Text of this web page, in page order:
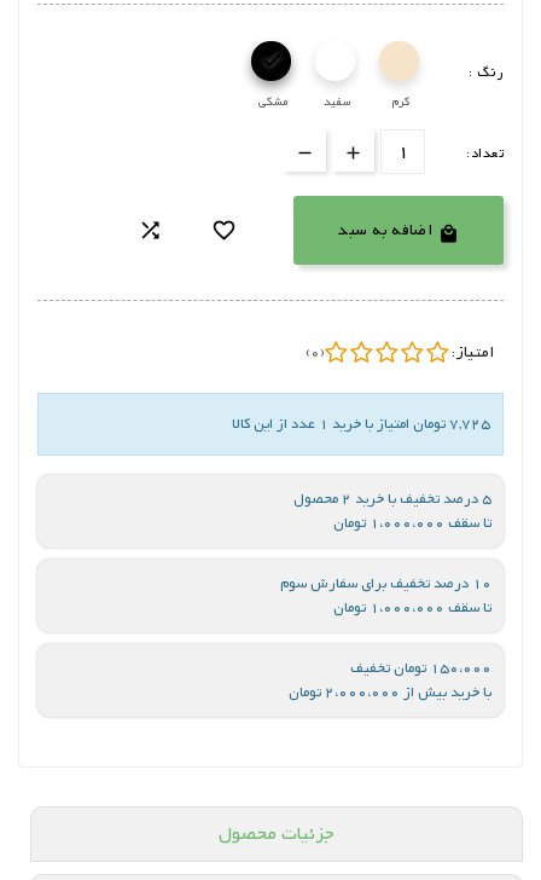
رنگ :
کرم سفید مشکی

تعداد:
 اضافه به سبد 

امتیاز: (0)
7,725 تومان امتیاز با خرید 1 عدد از این کالا
5 درصد تخفیف با خرید 2 محصول
تا سقف 1،000،000 تومان
10 درصد تخفیف برای سفارش سوم
تا سقف 1،000،000 تومان
150،000 تومان تخفیف
با خرید بیش از 2،000،000 تومان
جزئیات محصول